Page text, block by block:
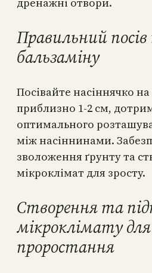
Правильний посів
бальзаміну
Посівайте насіннячко
приблизно 1-2 см,
оптимального
між насіннинами.
зволоження ґрунту та
мікроклімат для зросту.
Створення та
мікроклімату для
проростання